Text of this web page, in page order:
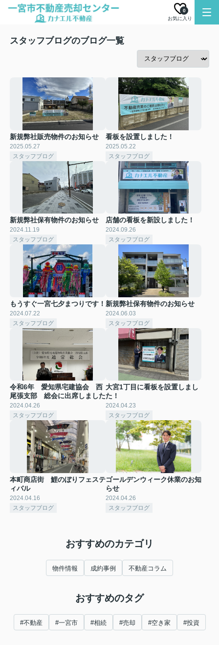
お気に入り
0
スタッフブログのブログ一覧
新規弊社販売物件のお知らせ
2025.05.27
スタッフブログ
看板を設置しました！
2025.05.22
スタッフブログ
新規弊社保有物件のお知らせ
2024.11.19
スタッフブログ
店舗の看板を新設しました！
2024.09.26
スタッフブログ
もうすぐ一宮七夕まつりです！
2024.07.22
スタッフブログ
新規弊社保有物件のお知らせ
2024.06.03
スタッフブログ
令和6年 愛知県宅建協会 西
尾張支部 総会に出席しました
2024.04.26
スタッフブログ
大宮1丁目に看板を設置しまし
た！
2024.04.23
スタッフブログ
本町商店街 鯉のぼりフェステ
ィバル
2024.04.16
スタッフブログ
ゴールデンウィーク休業のお知
らせ
2024.04.26
スタッフブログ
おすすめのカテゴリ
物件情報 成約事例 不動産コラム
おすすめのタグ
#不動産 #一宮市 #相続 #売却 #空き家 #投資